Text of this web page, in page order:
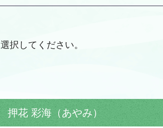
選択してください。
押花 彩海（あやみ）